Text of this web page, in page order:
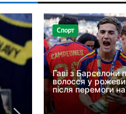
ТехноСпорт
Гаві з Барселони
волосся у
після перемоги